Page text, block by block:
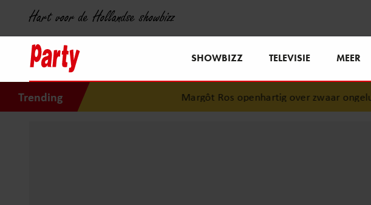
Hart voor de Hollandse showbizz
SHOWBIZZ TELEVISIE MEER
Trending Margôt Ros openhartig over zwaar ongeluk: